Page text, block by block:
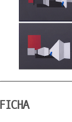
FICHA